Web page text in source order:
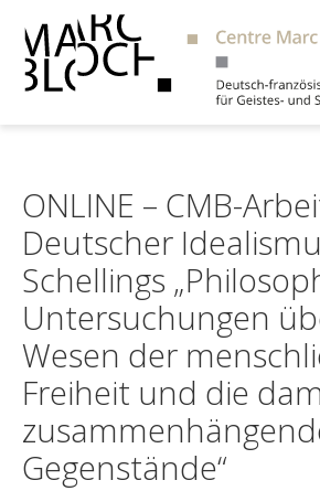
ONLINE – CMB-
Deutscher
Schellings
Untersuchungen
Wesen der
Freiheit und die
Gegenstände“